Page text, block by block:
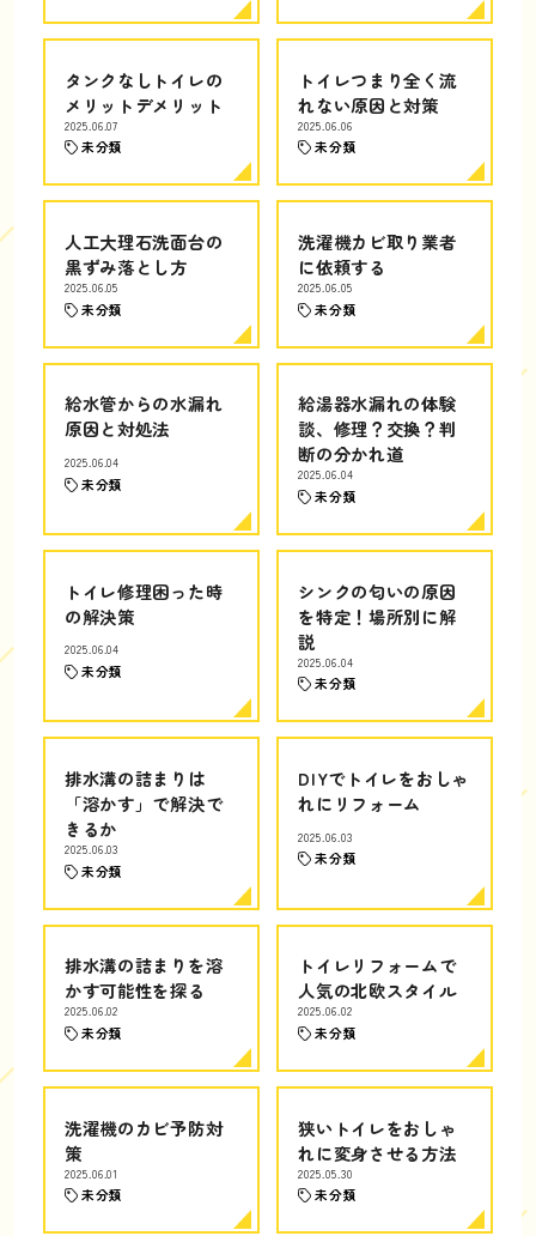
タンクなしトイレの
メリットデメリット
2025.06.07
未分類
トイレつまり全く流
れない原因と対策
2025.06.06
未分類
人工大理石洗面台の
黒ずみ落とし方
2025.06.05
未分類
洗濯機カビ取り業者
に依頼する
2025.06.05
未分類
給水管からの水漏れ
原因と対処法
2025.06.04
未分類
給湯器水漏れの体験
談、修理？交換？判
断の分かれ道
2025.06.04
未分類
トイレ修理困った時
の解決策
2025.06.04
未分類
シンクの匂いの原因
を特定！場所別に解
説
2025.06.04
未分類
排水溝の詰まりは
「溶かす」で解決で
きるか
2025.06.03
未分類
DIYでトイレをおしゃ
れにリフォーム
2025.06.03
未分類
排水溝の詰まりを溶
かす可能性を探る
2025.06.02
未分類
トイレリフォームで
人気の北欧スタイル
2025.06.02
未分類
洗濯機のカビ予防対
策
2025.06.01
未分類
狭いトイレをおしゃ
れに変身させる方法
2025.05.30
未分類